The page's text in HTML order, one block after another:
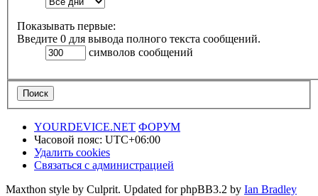
Показывать первые:
Введите 0 для вывода полного текста сообщений.
символов сообщений
YOURDEVICE.NET ФОРУМ
Часовой пояс: UTC+06:00
Удалить cookies
Связаться с администрацией
Maxthon style by Culprit. Updated for phpBB3.2 by Ian Bradley